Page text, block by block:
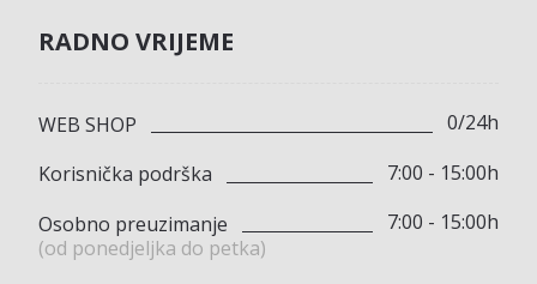
RADNO VRIJEME
WEB SHOP
0/24h
Korisnička podrška
7:00 - 15:00h
Osobno preuzimanje
(od ponedjeljka do petka)
7:00 - 15:00h